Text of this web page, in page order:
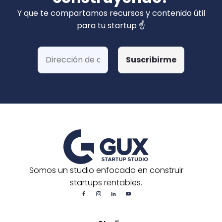
privados). Hemos ganado más de 15 fondos
de Corfo y 3 Startups Chile, además de otras
postulaciones o convocatorias.
Y que te compartamos recursos y contenido útil
para tu startup ☝️
Somos un studio enfocado en construir
startups rentables.